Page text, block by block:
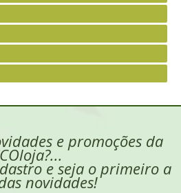
e promoções da
e seja o primeiro a
novidades!